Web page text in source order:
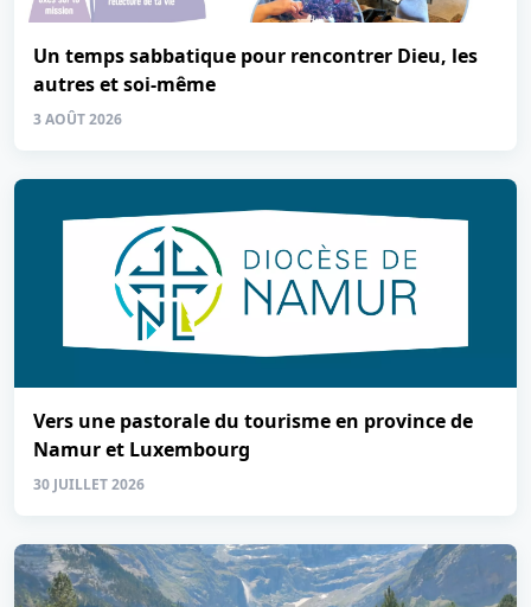
Un temps sabbatique pour rencontrer Dieu, les
autres et soi-même
3 AOÛT 2026
Vers une pastorale du tourisme en province de
Namur et Luxembourg
30 JUILLET 2026